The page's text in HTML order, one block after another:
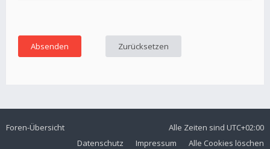
Foren-Übersicht Alle Zeiten sind UTC+02:00
Alle Cookies löschen
Impressum
Datenschutz